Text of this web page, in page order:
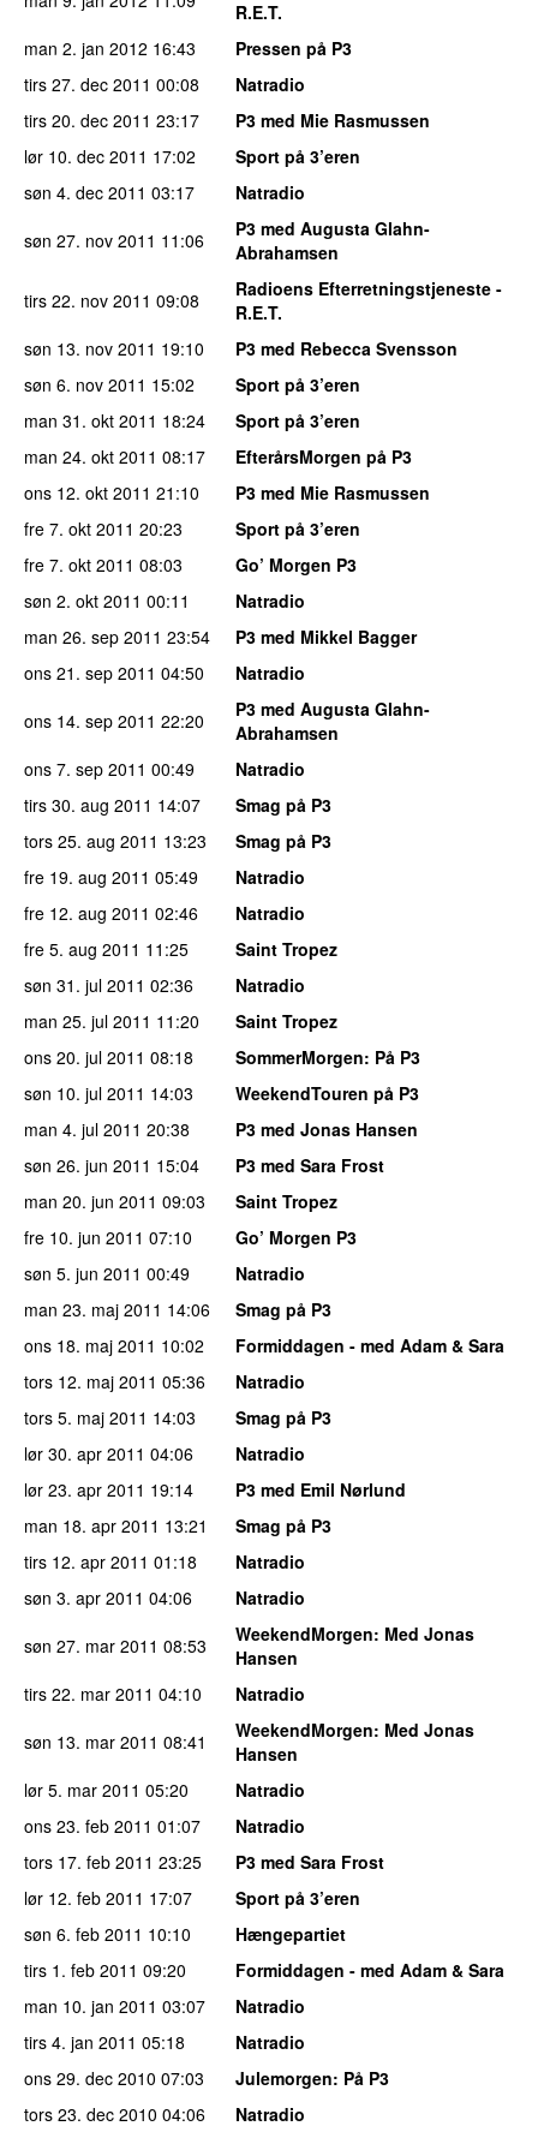
R.E.T.
man 2. jan 2012 16:43
Pressen på P3
tirs 27. dec 2011 00:08
Natradio
tirs 20. dec 2011 23:17
P3 med Mie Rasmussen
lør 10. dec 2011 17:02
Sport på 3’eren
søn 4. dec 2011 03:17
Natradio
søn 27. nov 2011 11:06
P3 med Augusta Glahn-
Abrahamsen
tirs 22. nov 2011 09:08
Radioens Efterretningstjeneste -
R.E.T.
søn 13. nov 2011 19:10
P3 med Rebecca Svensson
søn 6. nov 2011 15:02
Sport på 3’eren
man 31. okt 2011 18:24
Sport på 3’eren
man 24. okt 2011 08:17
EfterårsMorgen på P3
ons 12. okt 2011 21:10
P3 med Mie Rasmussen
fre 7. okt 2011 20:23
Sport på 3’eren
fre 7. okt 2011 08:03
Go’ Morgen P3
søn 2. okt 2011 00:11
Natradio
man 26. sep 2011 23:54
P3 med Mikkel Bagger
ons 21. sep 2011 04:50
Natradio
ons 14. sep 2011 22:20
P3 med Augusta Glahn-
Abrahamsen
ons 7. sep 2011 00:49
Natradio
tirs 30. aug 2011 14:07
Smag på P3
tors 25. aug 2011 13:23
Smag på P3
fre 19. aug 2011 05:49
Natradio
fre 12. aug 2011 02:46
Natradio
fre 5. aug 2011 11:25
Saint Tropez
søn 31. jul 2011 02:36
Natradio
man 25. jul 2011 11:20
Saint Tropez
ons 20. jul 2011 08:18 SommerMorgen: På P3
søn 10. jul 2011 14:03
WeekendTouren på P3
man 4. jul 2011 20:38
P3 med Jonas Hansen
søn 26. jun 2011 15:04
P3 med Sara Frost
man 20. jun 2011 09:03
Saint Tropez
fre 10. jun 2011 07:10
Go’ Morgen P3
søn 5. jun 2011 00:49
Natradio
man 23. maj 2011 14:06
Smag på P3
ons 18. maj 2011 10:02
Formiddagen - med Adam & Sara
tors 12. maj 2011 05:36
Natradio
tors 5. maj 2011 14:03
Smag på P3
lør 30. apr 2011 04:06
Natradio
lør 23. apr 2011 19:14
P3 med Emil Nørlund
man 18. apr 2011 13:21
Smag på P3
tirs 12. apr 2011 01:18
Natradio
søn 3. apr 2011 04:06
Natradio
søn 27. mar 2011 08:53 WeekendMorgen: Med Jonas
Hansen
tirs 22. mar 2011 04:10
Natradio
søn 13. mar 2011 08:41 WeekendMorgen: Med Jonas
Hansen
lør 5. mar 2011 05:20
Natradio
ons 23. feb 2011 01:07
Natradio
tors 17. feb 2011 23:25
P3 med Sara Frost
lør 12. feb 2011 17:07
Sport på 3’eren
søn 6. feb 2011 10:10
Hængepartiet
tirs 1. feb 2011 09:20
Formiddagen - med Adam & Sara
man 10. jan 2011 03:07
Natradio
tirs 4. jan 2011 05:18
Natradio
ons 29. dec 2010 07:03 Julemorgen: På P3
tors 23. dec 2010 04:06
Natradio